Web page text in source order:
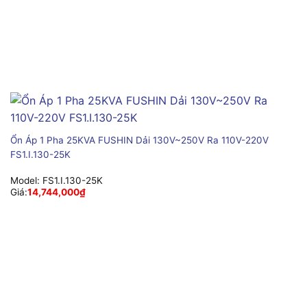
Ổn Áp 1 Pha 25KVA FUSHIN Dải 130V~250V Ra 110V-220V
FS1.I.130-25K
Model: FS1.I.130-25K
Giá:14,744,000₫